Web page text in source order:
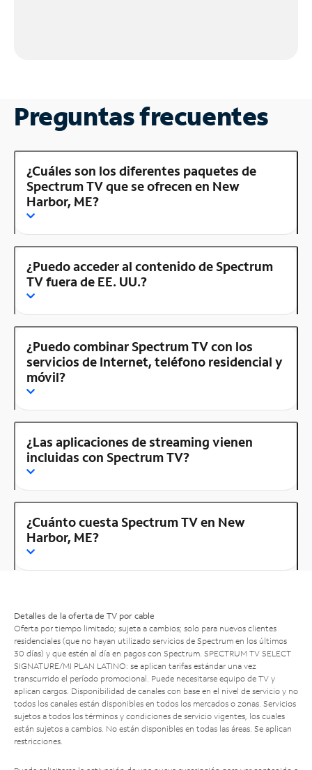
Preguntas frecuentes
¿Cuáles son los diferentes paquetes de
Spectrum TV que se ofrecen en New
Harbor, ME?
¿Puedo acceder al contenido de Spectrum
TV fuera de EE. UU.?
¿Puedo combinar Spectrum TV con los
servicios de Internet, teléfono residencial y
móvil?
¿Las aplicaciones de streaming vienen
incluidas con Spectrum TV?
¿Cuánto cuesta Spectrum TV en New
Harbor, ME?
Detalles de la oferta de TV por cable
Oferta por tiempo limitado; sujeta a cambios; solo para nuevos clientes
residenciales (que no hayan utilizado servicios de Spectrum en los últimos
30 días) y que estén al día en pagos con Spectrum. SPECTRUM TV SELECT
SIGNATURE/MI PLAN LATINO: se aplican tarifas estándar una vez
transcurrido el período promocional. Puede necesitarse equipo de TV y
aplican cargos. Disponibilidad de canales con base en el nivel de servicio y no
todos los canales están disponibles en todos los mercados o zonas. Servicios
sujetos a todos los términos y condiciones de servicio vigentes, los cuales
están sujetos a cambios. No están disponibles en todas las áreas. Se aplican
restricciones.